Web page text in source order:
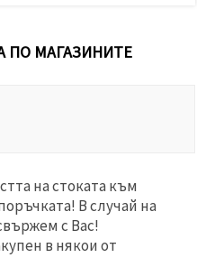
ПО МАГАЗИНИТЕ
на стоката към
В случай на
с Вас!
в някои от